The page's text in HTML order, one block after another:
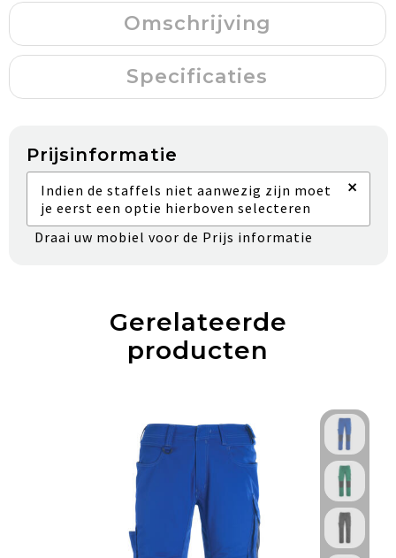
Omschrijving
Specificaties
Prijsinformatie
Indien de staffels niet aanwezig zijn moet
je eerst een optie hierboven selecteren
×
Draai uw mobiel voor de Prijs informatie
Gerelateerde
producten